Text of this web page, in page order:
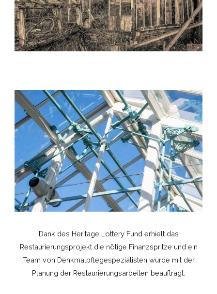
Dank des Heritage Lottery Fund erhielt das
Restaurierungsprojekt die nötige Finanzspritze und ein
Team von Denkmalpflegespezialisten wurde mit der
Planung der Restaurierungsarbeiten beauftragt.